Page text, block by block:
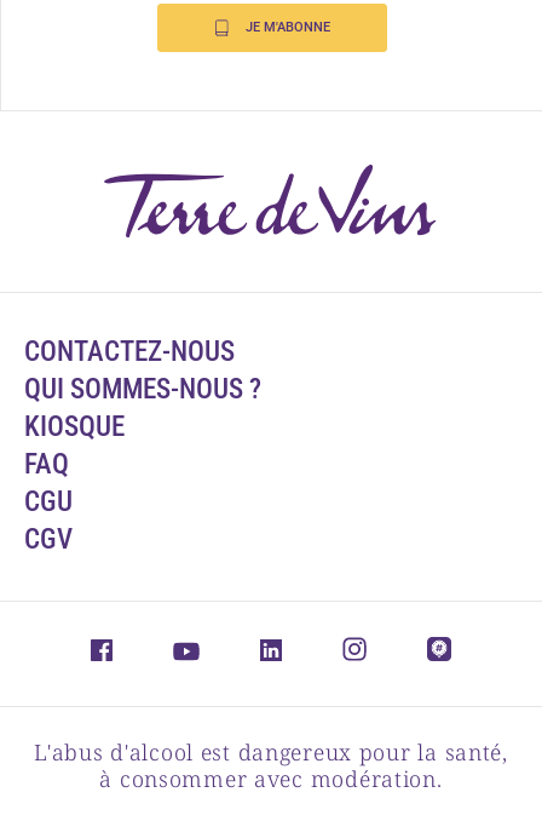
JE M'ABONNE
CONTACTEZ-NOUS
QUI SOMMES-NOUS ?
KIOSQUE
FAQ
CGU
CGV
L'abus d'alcool est dangereux pour la santé,
à consommer avec modération.